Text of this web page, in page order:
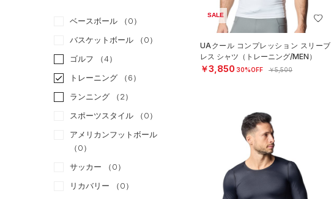
ベースボール
（0）
バスケットボール
（0）
ゴルフ
（4）
トレーニング
（6）
ランニング
（2）
スポーツスタイル
（0）
アメリカンフットボール
（0）
サッカー
（0）
リカバリー
（0）
SALE
UAクール コンプレッション スリーブ
レス シャツ（トレーニング/MEN）
￥3,850 30%OFF ￥5,500